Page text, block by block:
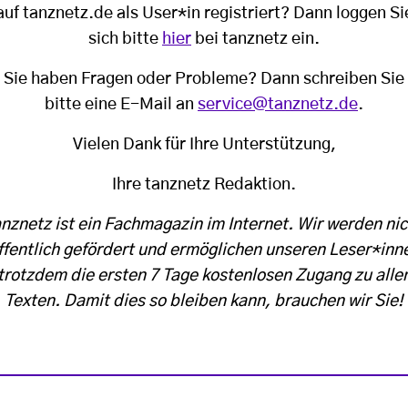
tanznetz.de als User*in registriert? Dann loggen
sich bitte hier bei tanznetz ein.
Sie haben Fragen oder Probleme? Dann schreiben Sie
bitte eine E-Mail an service@tanznetz.de.
Vielen Dank für Ihre Unterstützung,
Ihre tanznetz Redaktion.
ist ein Fachmagazin im Internet. Wir werden
gefördert und ermöglichen unseren
die ersten 7 Tage kostenlosen Zugang zu
Texten. Damit dies so bleiben kann, brauchen wir Sie!